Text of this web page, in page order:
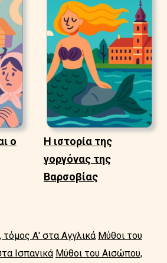
ο
Η ιστορία της
γοργόνας της
Βαρσοβίας
Α' στα Αγγλικά Μύθοι του
Ισπανικά Μύθοι του Αισώπου,